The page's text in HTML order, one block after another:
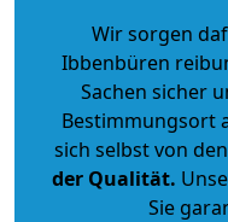
Wir sorgen
Ibbenbüren
Sachen sicher
Bestimmungsort
sich selbst von den
der Qualität.
Sie